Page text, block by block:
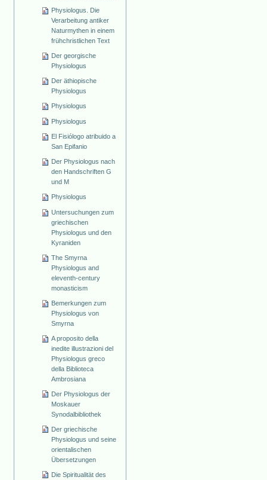
Physiologus. Die
Verarbeitung antiker
Naturmythen in einem
frühchristlichen Text
Der georgische
Physiologus
Der äthiopische
Physiologus
Physiologus
Physiologus
El Fisiólogo atribuido a
San Epifanio
Der Physiologus nach
den Handschriften G
und M
Physiologus
Untersuchungen zum
griechischen
Physiologus und den
Kyraniden
The Smyrna
Physiologus and
eleventh-century
monasticism
Bemerkungen zum
Physiologus von
Smyrna
A proposito della
inedite illustrazioni del
Physiologus greco
della Biblioteca
Ambrosiana
Der Physiologus der
Moskauer
Synodalbibliothek
Der griechische
Physiologus und seine
orientalischen
Übersetzungen
Die Spiritualität des